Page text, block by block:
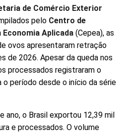
de Comércio Exterior
pelo Centro de
Aplicada (Cepea), as
ovos apresentaram retração
de 2026. Apesar da queda nos
processados registraram o
o período desde o início da série
ano, o Brasil exportou 12,39 mil
e processados. O volume